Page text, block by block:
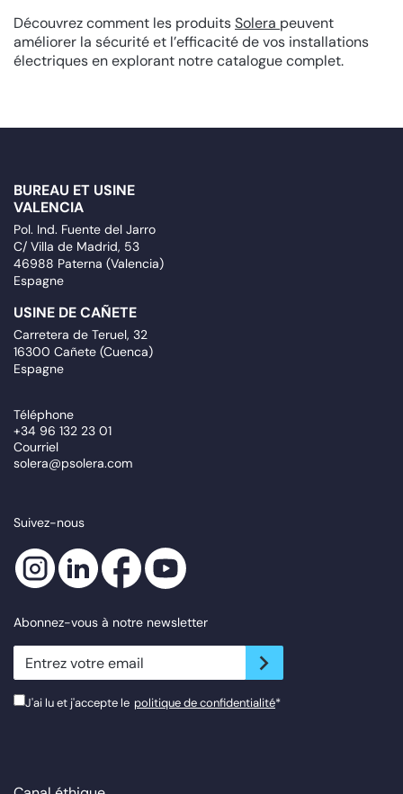
Découvrez comment les produitsSolera peuvent
améliorer la sécurité et l’efficacité de vos installations
électriques en explorant notre catalogue complet.
BUREAU ET USINE
VALENCIA
Pol. Ind. Fuente del Jarro
C/ Villa de Madrid, 53
46988 Paterna (Valencia)
Espagne
USINE DE CAÑETE
Carretera de Teruel, 32
16300 Cañete (Cuenca)
Espagne
Téléphone
+34 96 132 23 01
Courriel
solera@psolera.com
Suivez-nous
Abonnez-vous à notre newsletter
newsletter.suscribe
J'ai lu et j'accepte le politique de confidentialité*